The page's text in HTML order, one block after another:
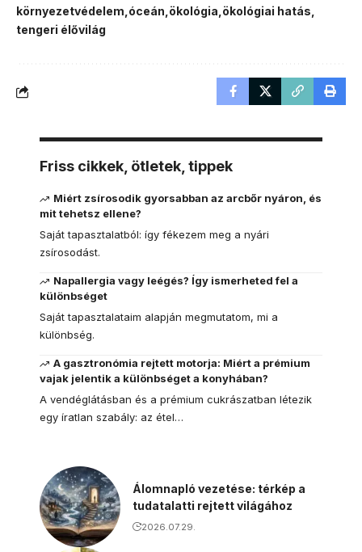
környezetvédelem óceán ökológia ökológiai hatás
tengeri élővilág
Friss cikkek, ötletek, tippek
Miért zsírosodik gyorsabban az arcbőr nyáron, és
mit tehetsz ellene?
Saját tapasztalatból: így fékezem meg a nyári
zsírosodást.
Napallergia vagy leégés? Így ismerheted fel a
különbséget
Saját tapasztalataim alapján megmutatom, mi a
különbség.
A gasztronómia rejtett motorja: Miért a prémium
vajak jelentik a különbséget a konyhában?
A vendéglátásban és a prémium cukrászatban létezik
egy íratlan szabály: az étel…
Álomnapló vezetése: térkép a
tudatalatti rejtett világához
2026.07.29.